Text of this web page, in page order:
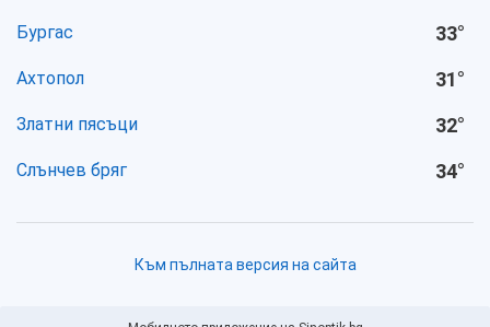
Бургас 33°
Ахтопол 31°
Златни пясъци 32°
Слънчев бряг 34°
Към пълната версия на сайта